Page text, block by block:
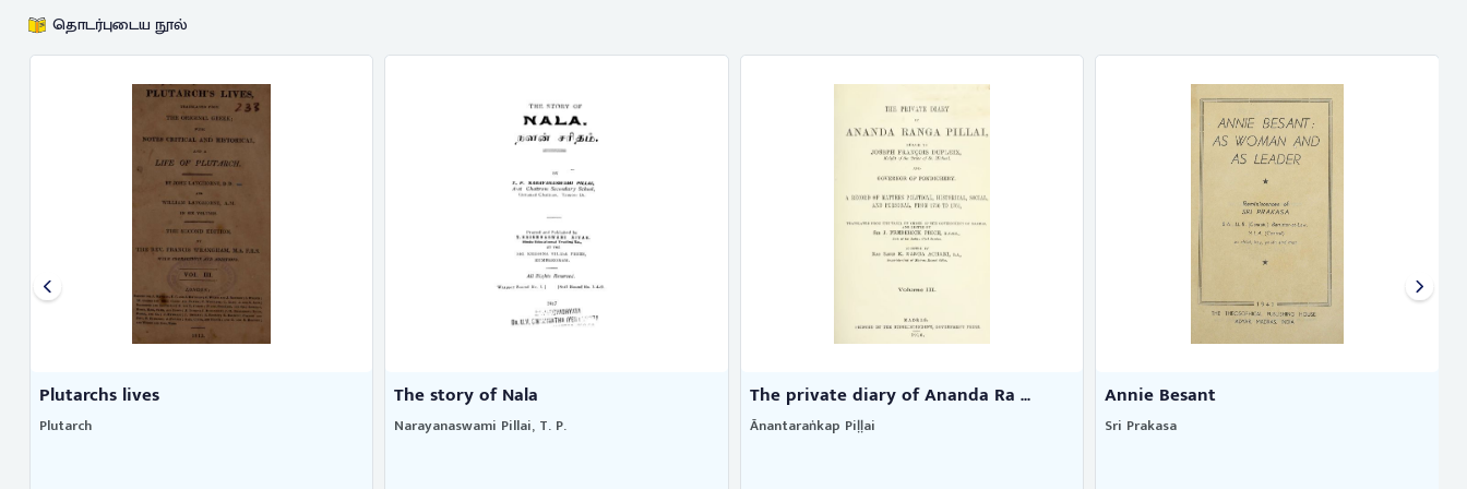
தொடர்புடைய நூல்
Plutarchs lives
Plutarch
The story of Nala
Narayanaswami Pillai, T. P.
The private diary of Ananda Ra ...
Ānantaraṅkap Piḷḷai
Annie Besant
Sri Prakasa